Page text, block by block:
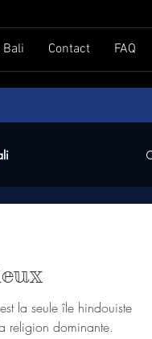
Bali Contact FAQ
la seule île hindouiste
religion dominante.